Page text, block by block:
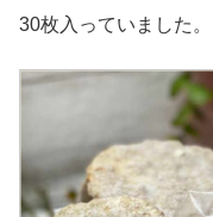
30枚入っていました。